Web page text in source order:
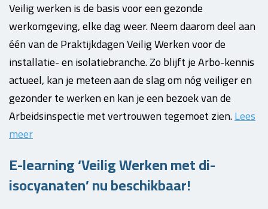
Veilig werken is de basis voor een gezonde
werkomgeving, elke dag weer. Neem daarom deel aan
één van de Praktijkdagen Veilig Werken voor de
installatie- en isolatiebranche. Zo blijft je Arbo-kennis
actueel, kan je meteen aan de slag om nóg veiliger en
gezonder te werken en kan je een bezoek van de
Arbeidsinspectie met vertrouwen tegemoet zien.Lees
meer
E-learning ‘Veilig Werken met di-
isocyanaten’ nu beschikbaar!